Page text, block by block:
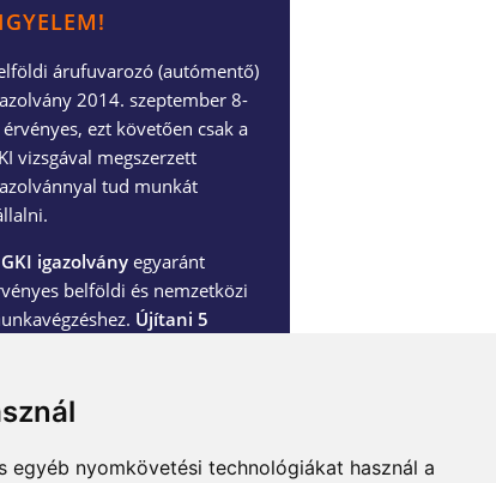
egyéb nyomkövetési technológiákat használ a
árufuvarozó (autómentő)
2014. szeptember 8-
érvényes, ezt követően csak a
vizsgával megszerzett
tud munkát
GKI igazolvány egyaránt
belföldi és nemzetközi
Újítani 5
RÉSZLETEK